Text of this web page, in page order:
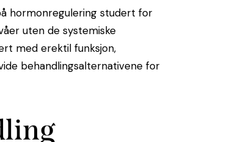
hormonregulering studert for
uten de systemiske
med erektil funksjon,
behandlingsalternativene for